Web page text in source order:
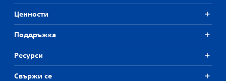
Ценности
Поддръжка
Ресурси
Свържи се